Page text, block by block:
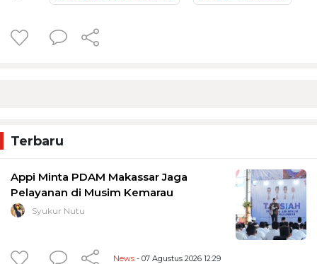
Terbaru
Appi Minta PDAM Makassar Jaga
Pelayanan di Musim Kemarau
Syukur Nutu
News - 07 Agustus 2026 12:29